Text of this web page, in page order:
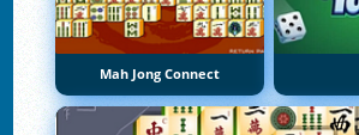
Mah Jong Connect